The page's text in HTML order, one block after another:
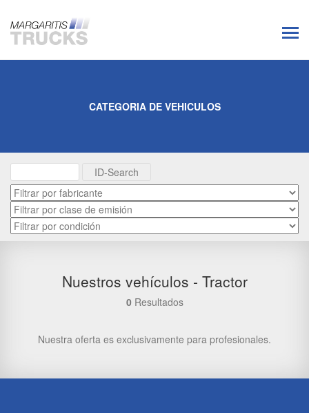
CATEGORIA DE VEHICULOS
Nuestros vehículos - Tractor
0 Resultados
Nuestra oferta es exclusivamente para profesionales.